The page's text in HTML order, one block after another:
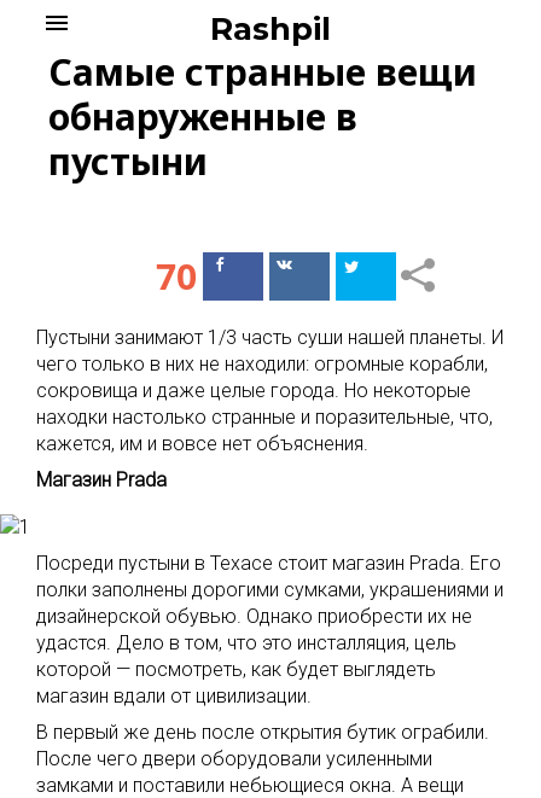
content
Rashpil
menu
Самые странные вещи
обнаруженные в
пустыни
70
ПоделитьсяПоделиться
Пустыни занимают 1/3 часть суши нашей планеты. И
чего только в них не находили: огромные корабли,
сокровища и даже целые города. Но некоторые
находки настолько странные и поразительные, что,
кажется, им и вовсе нет объяснения.
Магазин Prada
Посреди пустыни в Техасе стоит магазин Prada. Его
полки заполнены дорогими сумками, украшениями и
дизайнерской обувью. Однако приобрести их не
удастся. Дело в том, что это инсталляция, цель
которой — посмотреть, как будет выглядеть
магазин вдали от цивилизации.
В первый же день после открытия бутик ограбили.
После чего двери оборудовали усиленными
замками и поставили небьющиеся окна. А вещи